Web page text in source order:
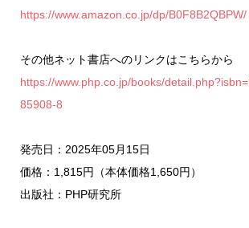
https://www.amazon.co.jp/dp/B0F8B2QBPW/
その他ネット書店へのリンクはこちらから
https://www.php.co.jp/books/
85908-8
発売日：2025年05月15日
価格：1,815円（本体価格1,650円）
出版社：PHP研究所